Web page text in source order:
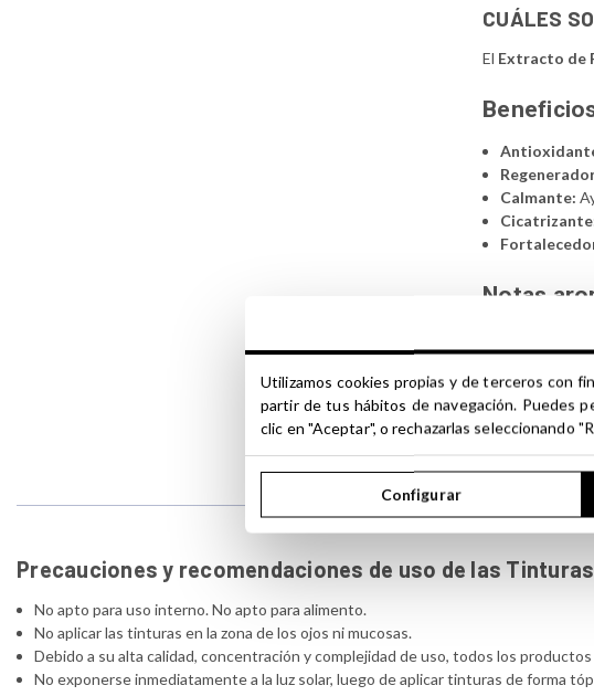
CUÁLES
El Extracto de
Calmante:
Notas
Extracto
ideal para
Descubre más
complementar
Precauciones y recomendaciones de uso de las
No apto para uso interno. No apto para alimento.
No aplicar las tinturas en la zona de los ojos ni mucosas.
Debido a su alta calidad, concentración y complejidad de uso, todos los
No exponerse inmediatamente a la luz solar, luego de aplicar tinturas de forma
Utilizamos cookies propias y de terceros con
partir de tus hábitos de navegación. Puedes
clic en "Aceptar", o rechazarlas seleccionando
Configurar